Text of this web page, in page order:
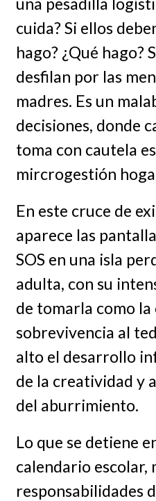
cuida? Si ellos
hago? ¿Qué hago?
desfilan por las
madres. Es un
decisiones, donde
toma con cautela
mircrogestión
En este cruce de
aparece las
SOS en una isla
adulta, con su
de tomarla como la
sobrevivencia al
alto el desarrollo
de la creatividad y
del aburrimiento.
Lo que se detiene
calendario escolar,
responsabilidades